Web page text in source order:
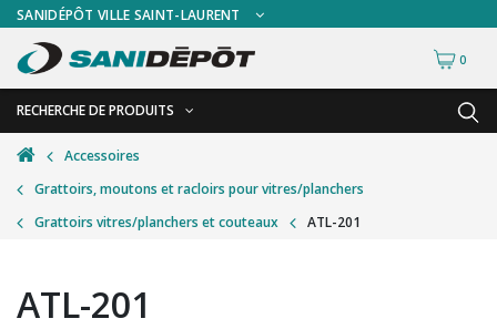
SANIDÉPÔT VILLE SAINT-LAURENT
0
RECHERCHE DE PRODUITS
RETOUR
Accessoires de sécurité
Accessoires hivernales
Accessoires pour salles de bain
RETOUR
Gants
Masques chirurgicaux & visières
Signalisations
Accessoires
Grattoirs, moutons et racloirs pour vitres/planchers
Grattoirs vitres/planchers et couteaux
ATL-201
ATL-201